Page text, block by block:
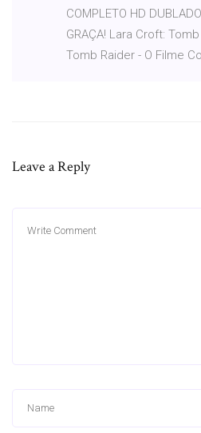
COMPLETO HD
GRAÇA! Lara Croft:
Tomb Raider - O Filme
Leave a Reply